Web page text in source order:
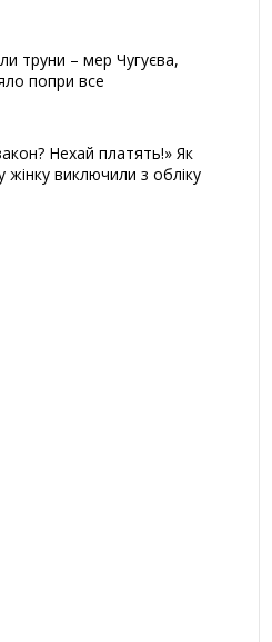
труни – мер Чугуєва,
попри все
Нехай платять!» Як
виключили з обліку